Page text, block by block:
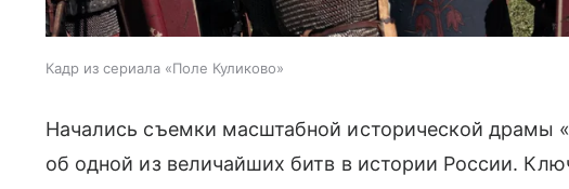
Кадр из сериала «Поле Куликово»
Начались съемки масштабной исторической драмы «
об одной из величайших битв в истории России.